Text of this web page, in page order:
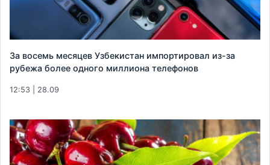
За восемь месяцев Узбекистан импортировал из-за
рубежа более одного миллиона телефонов
12:53 | 28.09